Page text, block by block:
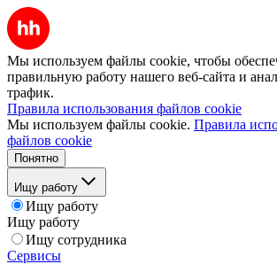
Мы используем файлы cookie, чтобы
правильную работу нашего веб-сайта и
трафик.
Правила использования файлов cookie
Мы используем файлы cookie. Правила
файлов cookie
Понятно
Ищу работу
Ищу работу
Ищу работу
Ищу сотрудника
Сервисы